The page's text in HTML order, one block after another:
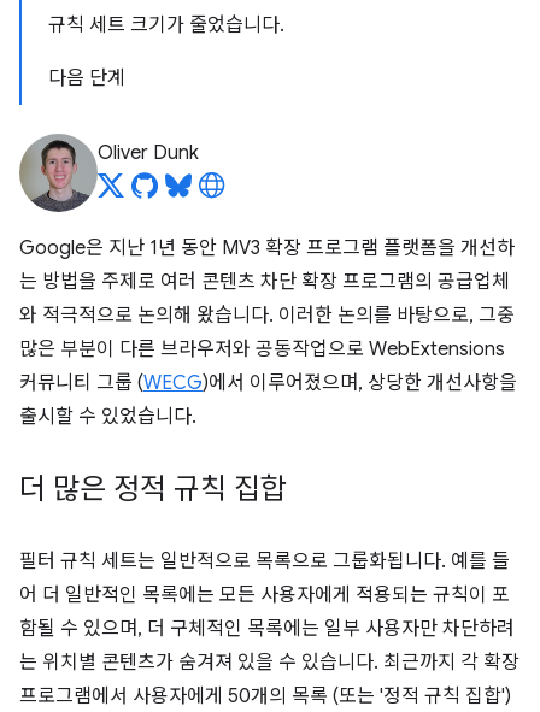
규칙 세트 크기가 줄었습니다.
다음 단계
Oliver Dunk
Google은 지난 1년 동안 MV3 확장 프로그램 플랫폼을 개선하
는 방법을 주제로 여러 콘텐츠 차단 확장 프로그램의 공급업체
와 적극적으로 논의해 왔습니다. 이러한 논의를 바탕으로, 그중
많은 부분이 다른 브라우저와 공동작업으로 WebExtensions
커뮤니티 그룹 (WECG)에서 이루어졌으며, 상당한 개선사항을
출시할 수 있었습니다.
더 많은 정적 규칙 집합
필터 규칙 세트는 일반적으로 목록으로 그룹화됩니다. 예를 들
어 더 일반적인 목록에는 모든 사용자에게 적용되는 규칙이 포
함될 수 있으며, 더 구체적인 목록에는 일부 사용자만 차단하려
는 위치별 콘텐츠가 숨겨져 있을 수 있습니다. 최근까지 각 확장
프로그램에서 사용자에게 50개의 목록 (또는 '정적 규칙 집합')